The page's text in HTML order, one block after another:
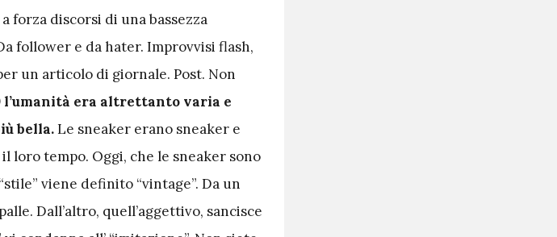
forza discorsi di una bassezza
follower e da hater. Improvvisi flash,
un articolo di giornale. Post. Non
l’umanità era altrettanto varia e
bella.Le sneaker erano sneaker e
loro tempo. Oggi, che le sneaker sono
viene definito “vintage”. Da un
Dall’altro, quell’aggettivo, sancisce